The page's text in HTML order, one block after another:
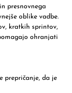
presnovnega
oblike vadbe.
kratkih sprintov,
ohranjati
prepričanje, da je